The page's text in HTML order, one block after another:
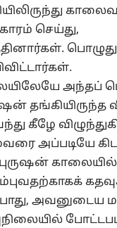
செய்து,
பொழுது
அந்தப்
தங்கியிருந்த
கீழே
அப்படியே
காலையில்
அவனுடைய